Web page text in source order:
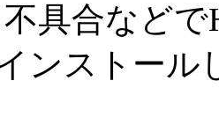
具合など
ンストール